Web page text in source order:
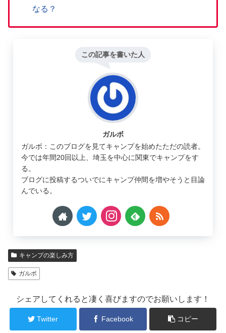
なる？
この記事を書いた人
ガルボ
ガルボ：このブログを見てキャンプを始めたただの読者。
今では年間20回以上、埼玉を中心に関東でキャンプをす
る。
ブログに投稿するついでにキャンプ仲間を増やそうと目論
んでいる。
キャンプの楽しみ方
ガルボ
シェアしてくれると凄く喜びますのでお願いします！
Twitter Facebook コピー